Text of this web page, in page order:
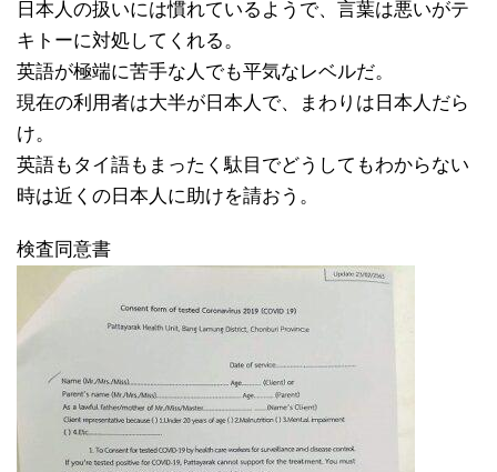
日本人の扱いには慣れているようで、言葉は悪いがテ
キトーに対処してくれる。
英語が極端に苦手な人でも平気なレベルだ。
現在の利用者は大半が日本人で、まわりは日本人だら
け。
英語もタイ語もまったく駄目でどうしてもわからない
時は近くの日本人に助けを請おう。
検査同意書